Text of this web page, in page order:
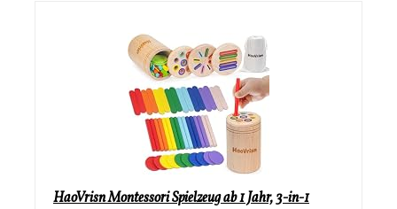
HaoVrisn Montessori Spielzeug ab 1 Jahr, 3-in-1